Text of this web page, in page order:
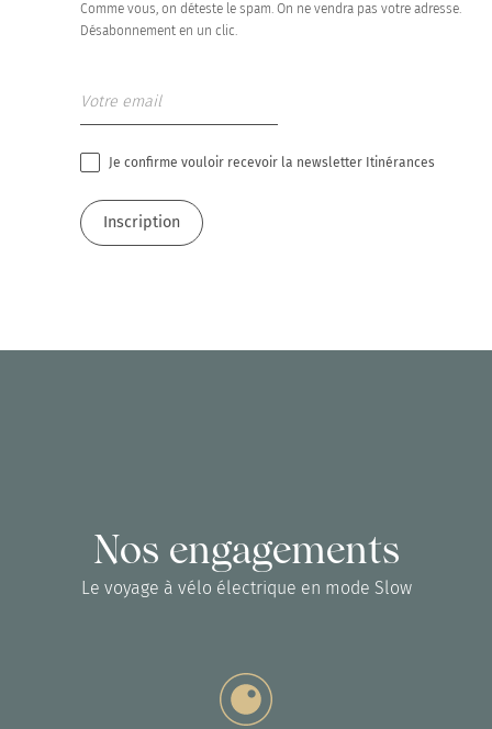
Comme vous, on déteste le spam. On ne vendra pas votre adresse.
Désabonnement en un clic.
Je confirme vouloir recevoir la newsletter Itinérances
Nos engagements
Le voyage à vélo électrique en mode Slow